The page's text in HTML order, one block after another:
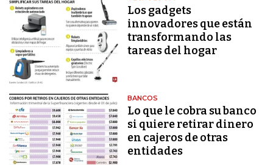
Los gadgets
innovadores que están
transformando las
tareas del hogar
BANCOS
Lo que le cobra su banco
si quiere retirar dinero
en cajeros de otras
entidades